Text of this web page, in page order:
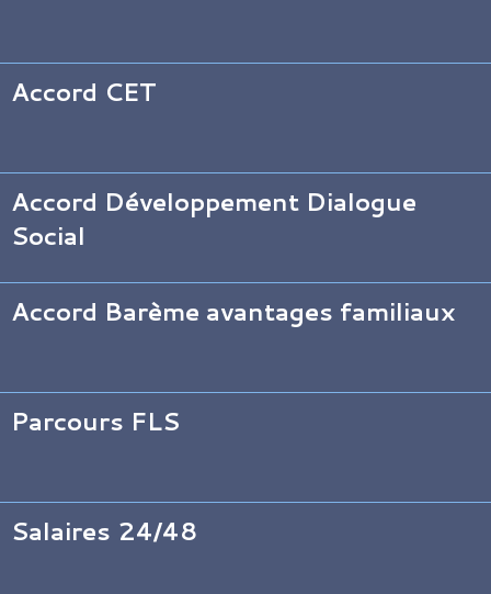
Accord CET
Accord Développement Dialogue
Social
Accord Barème avantages familiaux
Parcours FLS
Salaires 24/48